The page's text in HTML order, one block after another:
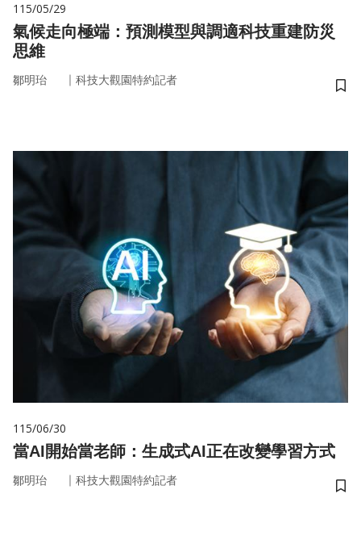
115/05/29
氣候走向極端：預測模型與調適科技重建防災
思維
鄒明珆 ｜ 科技大觀園特約記者
儲
115/06/30
當AI開始當老師：生成式AI正在改變學習方式
鄒明珆 ｜ 科技大觀園特約記者
儲